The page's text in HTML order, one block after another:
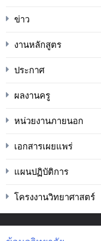
ข่าว
งานหลักสูตร
ประกาศ
ผลงานครู
หน่วยงานภายนอก
เอกสารเผยแพร่
แผนปฏิบัติการ
โครงงานวิทยาศาสตร์